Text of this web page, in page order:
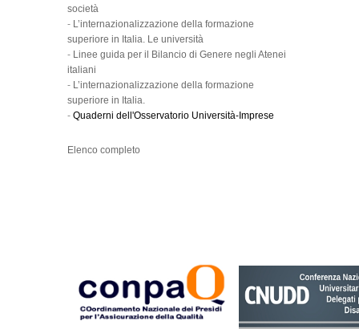
società
- L’internazionalizzazione della formazione
superiore in Italia. Le università
- Linee guida per il Bilancio di Genere negli Atenei
italiani
- L’internazionalizzazione della formazione
superiore in Italia.
- Quaderni dell'Osservatorio Università-Imprese
Elenco completo